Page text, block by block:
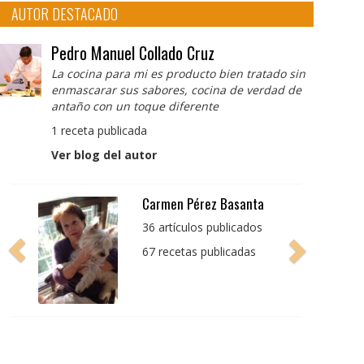
AUTOR DESTACADO
Pedro Manuel Collado Cruz
La cocina para mi es producto bien tratado sin
enmascarar sus sabores, cocina de verdad de
antaño con un toque diferente
1 receta publicada
Ver blog del autor
Pedro Manuel Collado
Cruz
La cocina para mi es
producto bien tratado